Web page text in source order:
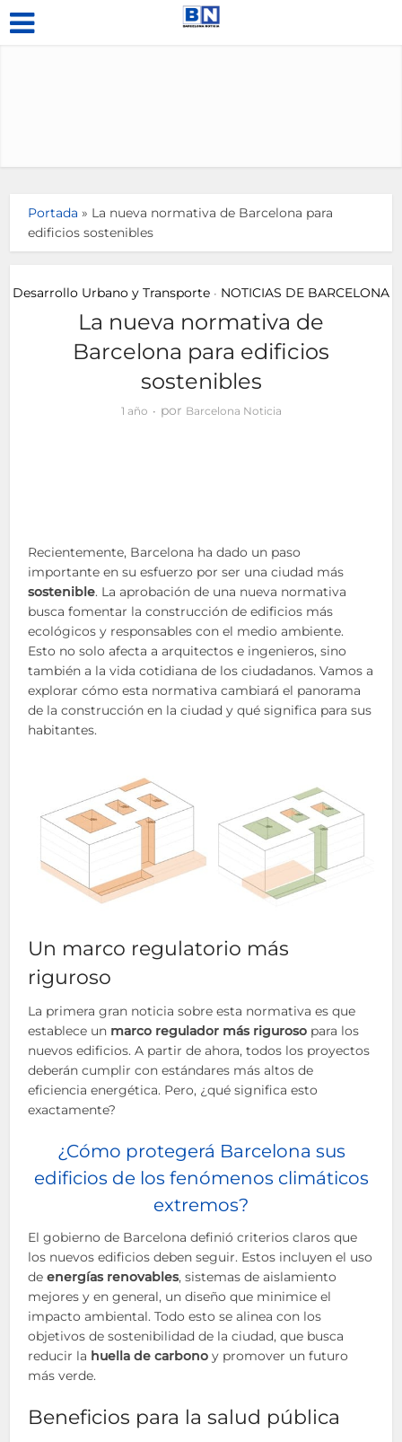
Portada » La nueva normativa de Barcelona para
edificios sostenibles
Desarrollo Urbano y Transporte • NOTICIAS DE BARCELONA
La nueva normativa de
Barcelona para edificios
sostenibles
1 año por Barcelona Noticia
Recientemente, Barcelona ha dado un paso
importante en su esfuerzo por ser una ciudad más
sostenible. La aprobación de una nueva normativa
busca fomentar la construcción de edificios más
ecológicos y responsables con el medio ambiente.
Esto no solo afecta a arquitectos e ingenieros, sino
también a la vida cotidiana de los ciudadanos. Vamos a
explorar cómo esta normativa cambiará el panorama
de la construcción en la ciudad y qué significa para sus
habitantes.
Un marco regulatorio más
riguroso
La primera gran noticia sobre esta normativa es que
establece un marco regulador más riguroso para los
nuevos edificios. A partir de ahora, todos los proyectos
deberán cumplir con estándares más altos de
eficiencia energética. Pero, ¿qué significa esto
exactamente?
¿Cómo protegerá Barcelona sus
edificios de los fenómenos climáticos
extremos?
El gobierno de Barcelona definió criterios claros que
los nuevos edificios deben seguir. Estos incluyen el uso
deenergías renovables, sistemas de aislamiento
mejores y en general, un diseño que minimice el
impacto ambiental. Todo esto se alinea con los
objetivos de sostenibilidad de la ciudad, que busca
reducir la huella de carbono y promover un futuro
más verde.
Beneficios para la salud pública